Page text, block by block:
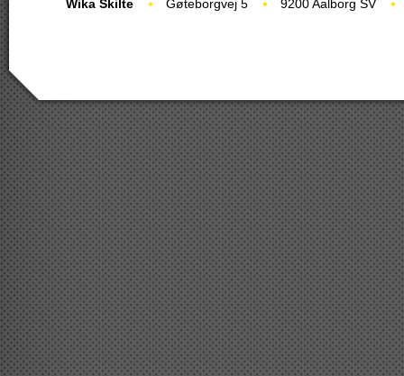
Wika Skilte Gøteborgvej 5 9200 Aalborg SV